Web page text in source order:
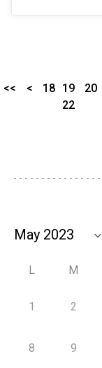
<< < 18 19 20
22
L M
1 2
8 9